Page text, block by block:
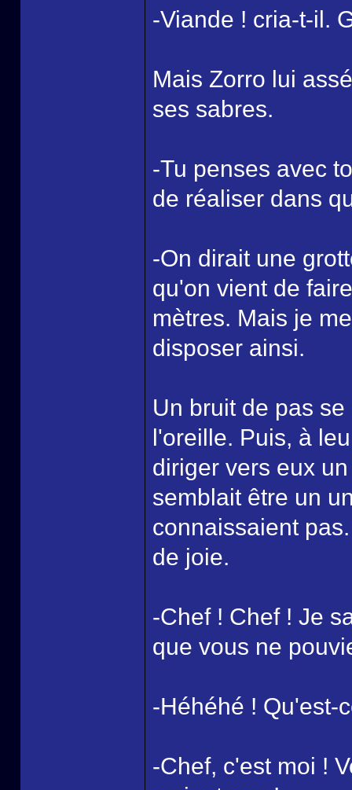
-Viande ! cria-t-il.
Mais Zorro lui
ses sabres.
-Tu penses avec
de réaliser dans
-On dirait une
qu'on vient de
mètres. Mais je
disposer ainsi.
Un bruit de pas
l'oreille. Puis, à
diriger vers eux
semblait être un
connaissaient
de joie.
-Chef ! Chef ! Je
que vous ne
-Héhéhé ! Qu'est-
-Chef, c'est moi !